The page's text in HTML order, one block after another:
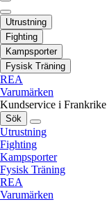
Utrustning
Fighting
Kampsporter
Fysisk Träning
REA
Varumärken
Kundservice i Frankrike
Sök
Utrustning
Fighting
Kampsporter
Fysisk Träning
REA
Varumärken